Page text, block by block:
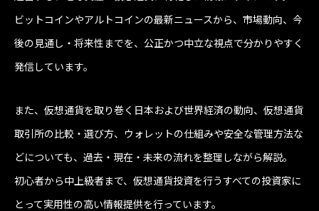
ビットコインやアルトコインの最新ニュースから、市場動向、今
後の見通し・将来性までを、公正かつ中立な視点で分かりやすく
発信しています。
また、仮想通貨を取り巻く日本および世界経済の動向、仮想通貨
取引所の比較・選び方、ウォレットの仕組みや安全な管理方法な
どについても、過去・現在・未来の流れを整理しながら解説。
初心者から中上級者まで、仮想通貨投資を行うすべての投資家に
とって実用性の高い情報提供を行っています。